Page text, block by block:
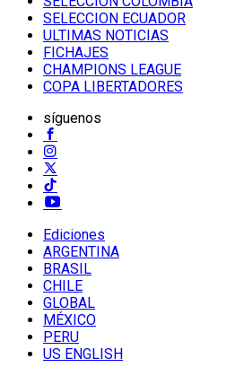
SELECCION ECUADOR
ULTIMAS NOTICIAS
FICHAJES
CHAMPIONS LEAGUE
COPA LIBERTADORES
síguenos
Ediciones
ARGENTINA
BRASIL
CHILE
GLOBAL
MÉXICO
PERU
US ENGLISH